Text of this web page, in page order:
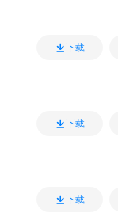
下载
下载
下载